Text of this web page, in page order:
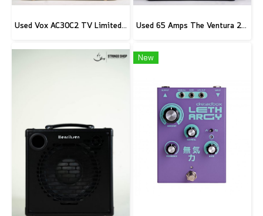
Used Vox AC30C2 TV Limited Edition Used 65 Amps The Ventura 20 Combo
New